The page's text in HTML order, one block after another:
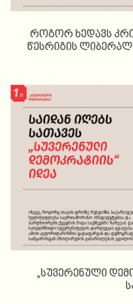
როგორ ხედავს
წესრიგის
„სუვერენული